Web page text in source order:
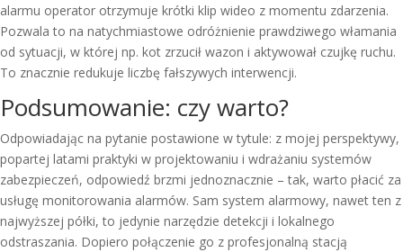
alarmu operator otrzymuje krótki klip wideo z momentu zdarzenia.
Pozwala to na natychmiastowe odróżnienie prawdziwego włamania
od sytuacji, w której np. kot zrzucił wazon i aktywował czujkę ruchu.
To znacznie redukuje liczbę fałszywych interwencji.
Podsumowanie: czy warto?
Odpowiadając na pytanie postawione w tytule: z mojej perspektywy,
popartej latami praktyki w projektowaniu i wdrażaniu systemów
zabezpieczeń, odpowiedź brzmi jednoznacznie – tak, warto płacić za
usługę monitorowania alarmów. Sam system alarmowy, nawet ten z
najwyższej półki, to jedynie narzędzie detekcji i lokalnego
odstraszania. Dopiero połączenie go z profesjonalną stacją